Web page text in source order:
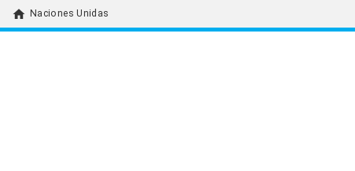
home Naciones Unidas